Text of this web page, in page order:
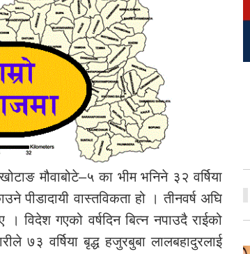
मौवाबोटे–५ का भीम भनिने ३२ वर्षिया
पीडादायी वास्तविकता हो । तीनवर्ष अघि
विदेश गएको वर्षदिन बित्न नपाउदै राईको
७३ वर्षिया बृद्ध हजुरबुबा लालबहादुरलाई